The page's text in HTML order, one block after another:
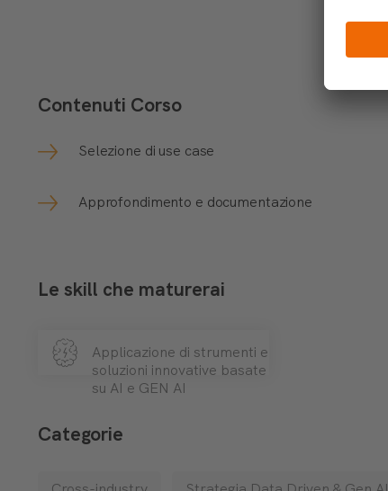
Contenuti Corso
Selezione di use case
Approfondimento e documentazione
Le skill che maturerai
Applicazione di strumenti e
soluzioni innovative basate
su AI e GEN AI
Categorie